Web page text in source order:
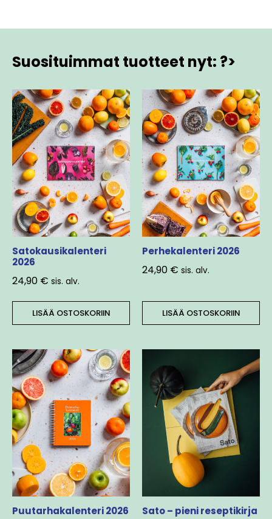
Suosituimmat tuotteet nyt: ?>
Satokausikalenteri
2026
24,90 € sis. alv.
LISÄÄ OSTOSKORIIN
Perhekalenteri 2026
24,90 € sis. alv.
LISÄÄ OSTOSKORIIN
Puutarhakalenteri 2026 Sato – pieni reseptikirja